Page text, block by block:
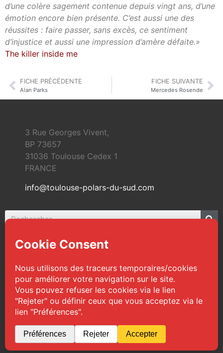
d’une colère sagement contenue depuis vingt ans, d’une
émotion encore bien présente. C’est aussi une des
réussites : faire passer, sans excès, ce sentiment
d’injustice et aussi une impression d’amère défaite.»
The killer inside me
FICHE PRÉCÉDENTE
Alan Parks
FICHE SUIVANTE
Mercedes Rosende
3 Rue Georges Vivent,
BP 73657
31036 Toulouse Cedex 1
FRANCE
info@toulouse-polars-du-sud.com
© 2026 Toulouse Polars du Sud | Tous droits
réservés
Web Design : TPS|Mentions légales